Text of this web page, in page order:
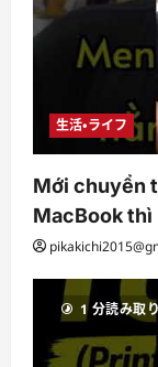
生活・ライフ
Mới chuyển
MacBook thì
1 分読み取り